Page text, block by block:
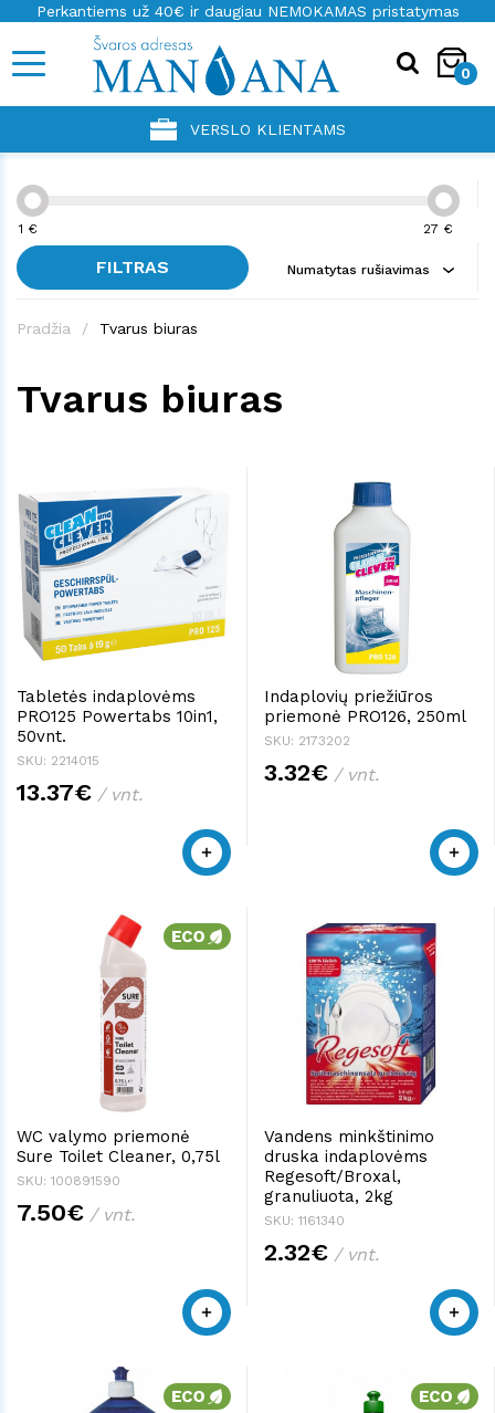
Perkantiems už 40€ ir daugiau NEMOKAMAS pristatymas
0
VERSLO KLIENTAMS
1 € 27 €
FILTRAS Numatytas rušiavimas
Pradžia Tvarus biuras
Tvarus biuras
Tabletės indaplovėms
PRO125 Powertabs 10in1,
50vnt.
SKU: 2214015
13.37€ / vnt.
Indaplovių priežiūros
priemonė PRO126, 250ml
SKU: 2173202
3.32€ / vnt.
WC valymo priemonė
Sure Toilet Cleaner, 0,75l
SKU: 100891590
7.50€ / vnt.
Vandens minkštinimo
druska indaplovėms
Regesoft/Broxal,
granuliuota, 2kg
SKU: 1161340
2.32€ / vnt.